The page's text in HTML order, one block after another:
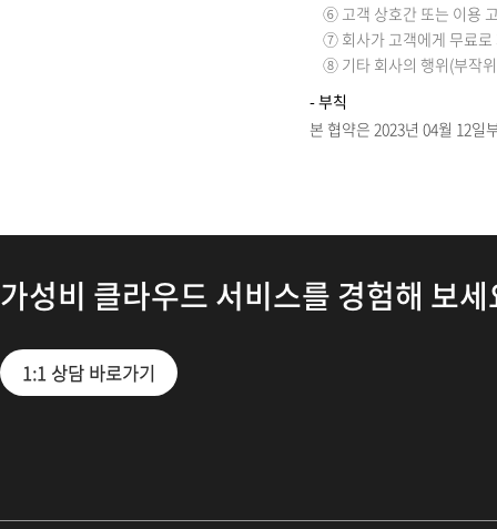
⑥ 고객 상호간 또는 이용
⑦ 회사가 고객에게 무료로
⑧ 기타 회사의 행위(부작
- 부칙
본 협약은 2023년 04월 12일
가성비 클라우드 서비스를 경험해 보
1:1 상담 바로가기